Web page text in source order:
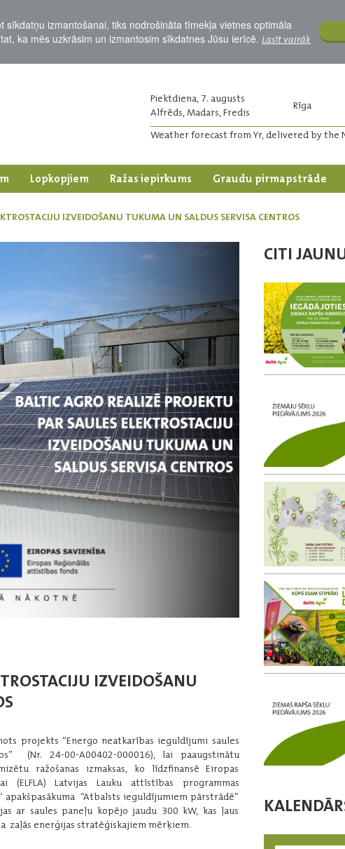
izmantošanai, tiks nodrošināta tīmekļa vietnes optimāla
ka mēs uzkrāsim un izmantosim sīkdatnes Jūsu ierīcē. Lasīt vairāk
Piektdiena, 7. augusts
Alfrēds, Madars, Fredis
Rīga
Weather forecast from Yr, delivered by the
Lopkopjiem Ražas iepirkums Graudu pirmapstrāde
IZVEIDOŠANU TUKUMA UN SALDUS SERVISA CENTROS
IZVEIDOŠANU
projekts “Energo neatkarības ieguldījumi saules
(Nr. 24-00-A00402-000016), lai paaugstinātu
ražošanas izmaksas, ko līdzfinansē Eiropas
(ELFLA) Latvijas Lauku attīstības programmas
apakšpasākuma “Atbalsts ieguldījumiem pārstrādē”
ar saules paneļu kopējo jaudu 300 kW, kas ļaus
zaļās enerģijas stratēģiskajiem mērķiem.
CITI